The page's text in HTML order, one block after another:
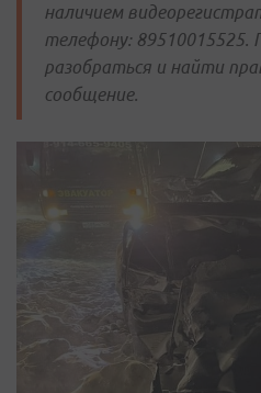
наличием
телефону: 89510015525.
разобраться и найти
сообщение.